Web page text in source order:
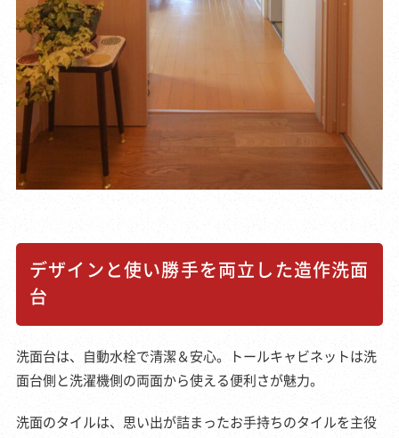
デザインと使い勝手を両立した造作洗面
台
洗面台は、自動水栓で清潔＆安心。トールキャビネットは洗
面台側と洗濯機側の両面から使える便利さが魅力。
洗面のタイルは、思い出が詰まったお手持ちのタイルを主役